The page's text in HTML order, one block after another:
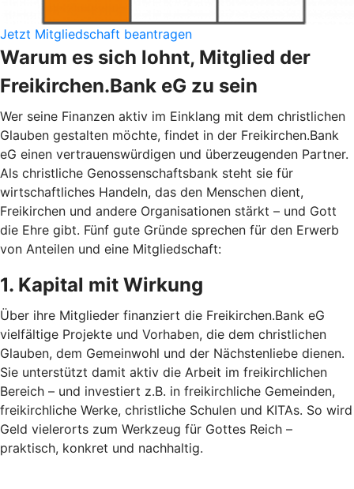
Jetzt Mitgliedschaft beantragen
Warum es sich lohnt, Mitglied der
Freikirchen.Bank eG zu sein
Wer seine Finanzen aktiv im Einklang mit dem christlichen
Glauben gestalten möchte, findet in der Freikirchen.Bank
eG einen vertrauenswürdigen und überzeugenden Partner.
Als christliche Genossenschaftsbank steht sie für
wirtschaftliches Handeln, das den Menschen dient,
Freikirchen und andere Organisationen stärkt – und Gott
die Ehre gibt. Fünf gute Gründe sprechen für den Erwerb
von Anteilen und eine Mitgliedschaft:
1. Kapital mit Wirkung
Über ihre Mitglieder finanziert die Freikirchen.Bank eG
vielfältige Projekte und Vorhaben, die dem christlichen
Glauben, dem Gemeinwohl und der Nächstenliebe dienen.
Sie unterstützt damit aktiv die Arbeit im freikirchlichen
Bereich – und investiert z.B. in freikirchliche Gemeinden,
freikirchliche Werke, christliche Schulen und KITAs. So wird
Geld vielerorts zum Werkzeug für Gottes Reich –
praktisch, konkret und nachhaltig.